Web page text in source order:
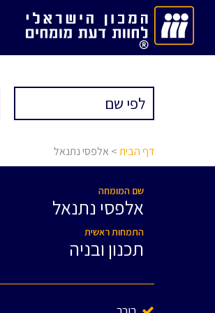
דף הבית> אלפסי נתנאל
שם המומחה
אלפסי נתנאל
התמחות ראשית
תכנון ובניה